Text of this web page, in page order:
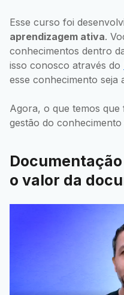
Esse curso foi
aprendizagem ativa.
conhecimentos dentro
isso conosco através do
esse conhecimento seja
Agora, o que temos
gestão do
o valor da